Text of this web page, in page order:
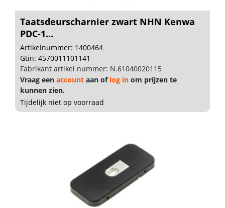
Taatsdeurscharnier zwart NHN Kenwa
PDC-1...
Artikelnummer: 1400464
Gtin: 4570011101141
Fabrikant artikel nummer: N.61040020115
Vraag een account aan of log in om prijzen te
kunnen zien.
Tijdelijk niet op voorraad